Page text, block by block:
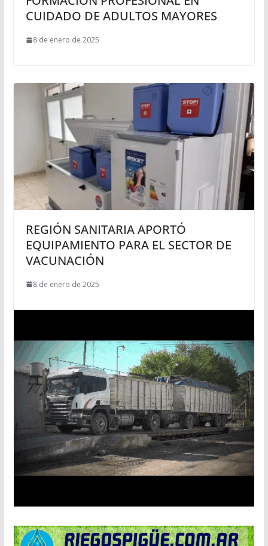
CUIDADO DE ADULTOS MAYORES
8 de enero de 2025
REGIÓN SANITARIA APORTÓ
EQUIPAMIENTO PARA EL SECTOR DE
VACUNACIÓN
8 de enero de 2025